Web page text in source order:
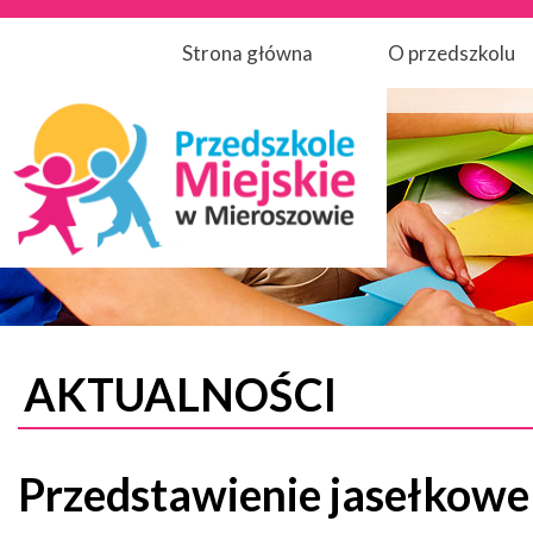
Strona główna O przedszkolu
AKTUALNOŚCI
Przedstawienie jasełkowe